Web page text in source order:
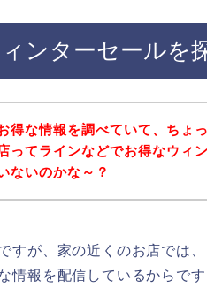
ンターセールを
得な情報を調べていて、ちょ
ってラインなどでお得なウィ
ないのかな～？
すが、家の近くのお店では、
情報を配信しているからです